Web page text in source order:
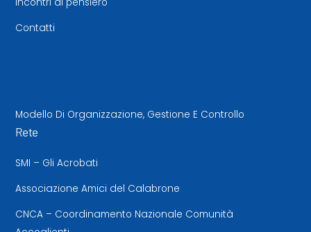
Contatti
Modello Di Organizzazione, Gestione E Controllo
Rete
SMI – Gli Acrobati
Associazione Amici del Calabrone
CNCA – Coordinamento Nazionale Comunità